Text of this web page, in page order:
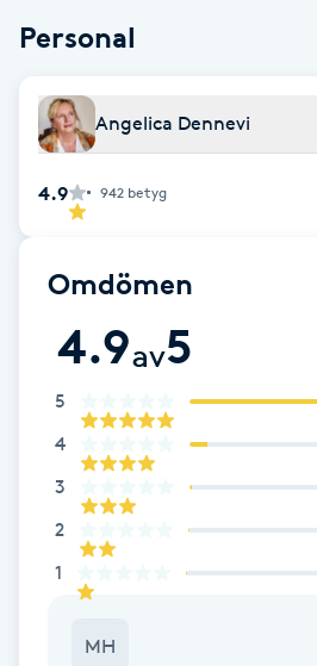
Babylights
Balayage
Barber
Blowout
Bottenfärg
Brynformning
Brynfärgning
Personal
Angelica Dennevi
4.9 942 betyg
Omdömen
4.9av5
5
4
3
2
1
MH